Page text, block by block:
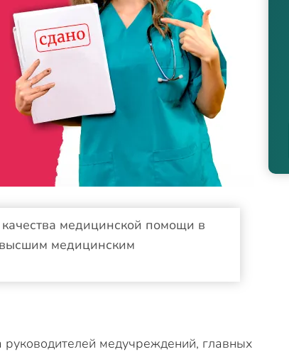
медицинской помощи в
медицинским
руководителей медучреждений, главных